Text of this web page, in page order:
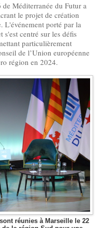
Méditerranée du Futur a
le projet de création
L'événement porté par la
centré sur les défis
particulièrement
de l’Union européenne
région en 2024.
réunies à Marseille le 22